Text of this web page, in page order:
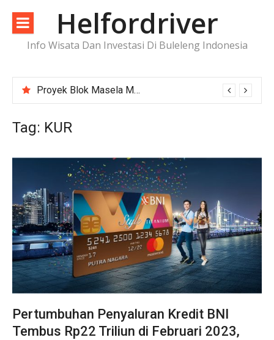
konten
Helfordriver
Info Wisata Dan Investasi Di Buleleng Indonesia
Proyek Blok Masela Makin Dekat ke FID, Investasi Raksasa Siap Menggerakkan Industri Energi
Tag: KUR
Pertumbuhan Penyaluran Kredit BNI
Tembus Rp22 Triliun di Februari 2023,